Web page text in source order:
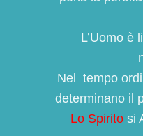
L’Uomo è
Nel tempo
determinanoil
Lo Spiritosi